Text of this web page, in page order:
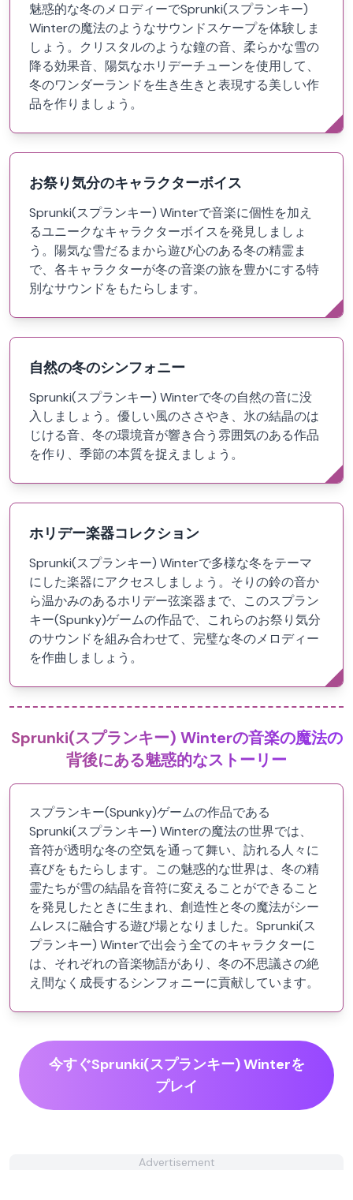
魅惑的な冬のメロディーでSprunki(スプランキー)
Winterの魔法のようなサウンドスケープを体験しま
しょう。クリスタルのような鐘の音、柔らかな雪の
降る効果音、陽気なホリデーチューンを使用して、
冬のワンダーランドを生き生きと表現する美しい作
品を作りましょう。
お祭り気分のキャラクターボイス
Sprunki(スプランキー) Winterで音楽に個性を加え
るユニークなキャラクターボイスを発見しましょ
う。陽気な雪だるまから遊び心のある冬の精霊ま
で、各キャラクターが冬の音楽の旅を豊かにする特
別なサウンドをもたらします。
自然の冬のシンフォニー
Sprunki(スプランキー) Winterで冬の自然の音に没
入しましょう。優しい風のささやき、氷の結晶のは
じける音、冬の環境音が響き合う雰囲気のある作品
を作り、季節の本質を捉えましょう。
ホリデー楽器コレクション
Sprunki(スプランキー) Winterで多様な冬をテーマ
にした楽器にアクセスしましょう。そりの鈴の音か
ら温かみのあるホリデー弦楽器まで、このスプラン
キー(Spunky)ゲームの作品で、これらのお祭り気分
のサウンドを組み合わせて、完璧な冬のメロディー
を作曲しましょう。
Sprunki(スプランキー) Winterの音楽の魔法の
背後にある魅惑的なストーリー
スプランキー(Spunky)ゲームの作品である
Sprunki(スプランキー) Winterの魔法の世界では、
音符が透明な冬の空気を通って舞い、訪れる人々に
喜びをもたらします。この魅惑的な世界は、冬の精
霊たちが雪の結晶を音符に変えることができること
を発見したときに生まれ、創造性と冬の魔法がシー
ムレスに融合する遊び場となりました。Sprunki(ス
プランキー) Winterで出会う全てのキャラクターに
は、それぞれの音楽物語があり、冬の不思議さの絶
え間なく成長するシンフォニーに貢献しています。
今すぐSprunki(スプランキー) Winterを
プレイ
Advertisement